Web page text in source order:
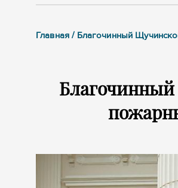
Главная / Благочинный
Благочинный